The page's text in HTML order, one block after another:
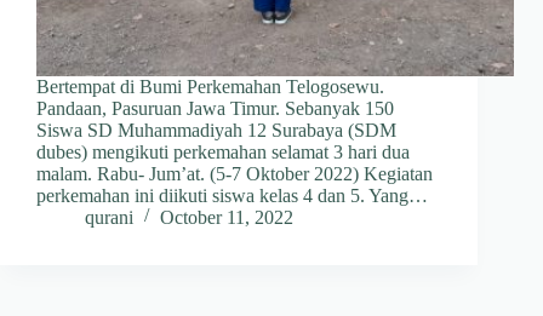
Bertempat di Bumi Perkemahan Telogosewu.
Pandaan, Pasuruan Jawa Timur. Sebanyak 150
Siswa SD Muhammadiyah 12 Surabaya (SDM
dubes) mengikuti perkemahan selamat 3 hari dua
malam. Rabu- Jum’at. (5-7 Oktober 2022) Kegiatan
perkemahan ini diikuti siswa kelas 4 dan 5. Yang…
qurani
October 11, 2022